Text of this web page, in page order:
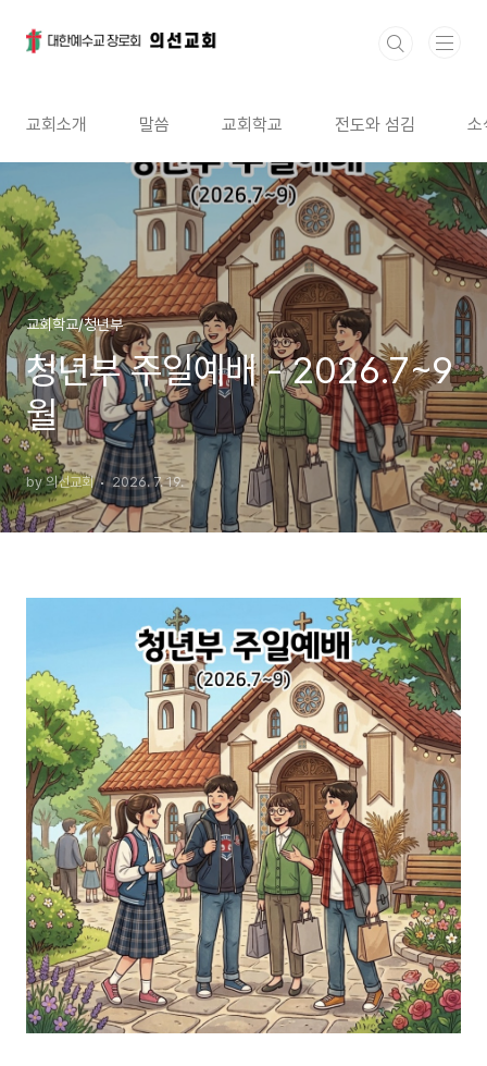
교회소개 말씀 교회학교 전도와 섬김 소
교회학교/청년부
청년부 주일예배 - 2026.7~9
월
by 의선교회 2026. 7. 19.